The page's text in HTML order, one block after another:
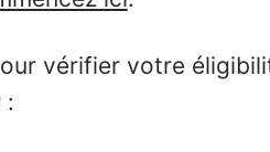
vérifier votre
: